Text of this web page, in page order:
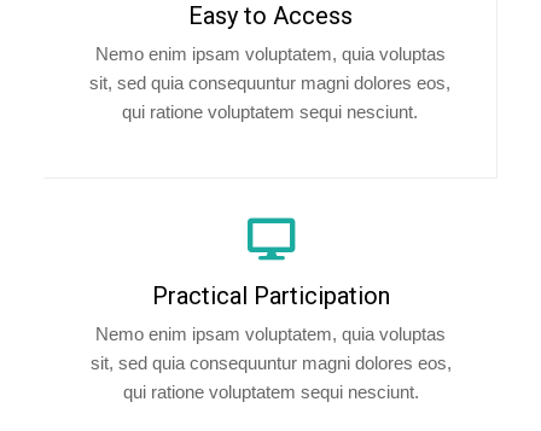
Easy to Access
Nemo enim ipsam voluptatem, quia voluptas
sit, sed quia consequuntur magni dolores eos,
qui ratione voluptatem sequi nesciunt.
Practical Participation
Nemo enim ipsam voluptatem, quia voluptas
sit, sed quia consequuntur magni dolores eos,
qui ratione voluptatem sequi nesciunt.